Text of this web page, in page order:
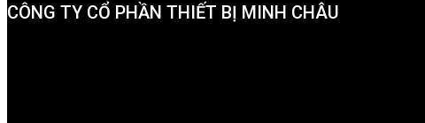
CÔNG TY CỔ PHẦN THIẾT BỊ MINH CHÂU